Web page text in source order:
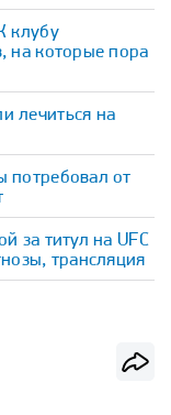
клубу
на которые пора
лечиться на
потребовал от
за титул на UFC
трансляция